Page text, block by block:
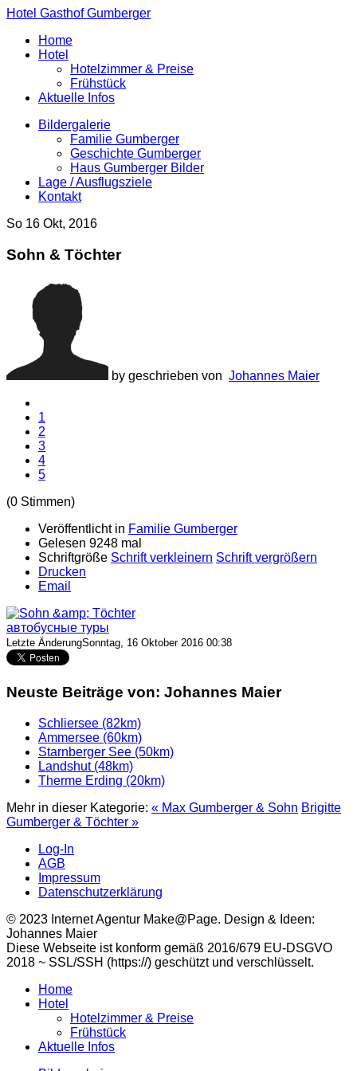
Hotel Gasthof Gumberger
Home
Hotel
Hotelzimmer & Preise
Frühstück
Aktuelle Infos
Bildergalerie
Familie Gumberger
Geschichte Gumberger
Haus Gumberger Bilder
Lage / Ausflugsziele
Kontakt
So 16 Okt, 2016
Sohn & Töchter
by geschrieben von Johannes Maier
1
2
3
4
5
(0 Stimmen)
Veröffentlicht in Familie Gumberger
Gelesen 9248 mal
Schriftgröße Schrift verkleinern Schrift vergrößern
Drucken
Email
автобусные туры
Letzte ÄnderungSonntag, 16 Oktober 2016 00:38
Neuste Beiträge von: Johannes Maier
Schliersee (82km)
Ammersee (60km)
Starnberger See (50km)
Landshut (48km)
Therme Erding (20km)
Mehr in dieser Kategorie: « Max Gumberger & Sohn Brigitte
Gumberger & Töchter »
Log-In
AGB
Impressum
Datenschutzerklärung
© 2023 Internet Agentur Make@Page. Design & Ideen:
Johannes Maier
Diese Webseite ist konform gemäß 2016/679 EU-DSGVO
2018 ~ SSL/SSH (https://) geschützt und verschlüsselt.
Home
Hotel
Hotelzimmer & Preise
Frühstück
Aktuelle Infos